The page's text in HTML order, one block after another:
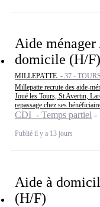
Aide ménager
domicile (H/F)
MILLEPATTE - 37 - TOURS
Millepatte recrute des aide-
Joué les Tours, St Avertin,
repassage chez ses
CDI - Temps partiel
Publié il y a 13 jours
Aide à
(H/F)